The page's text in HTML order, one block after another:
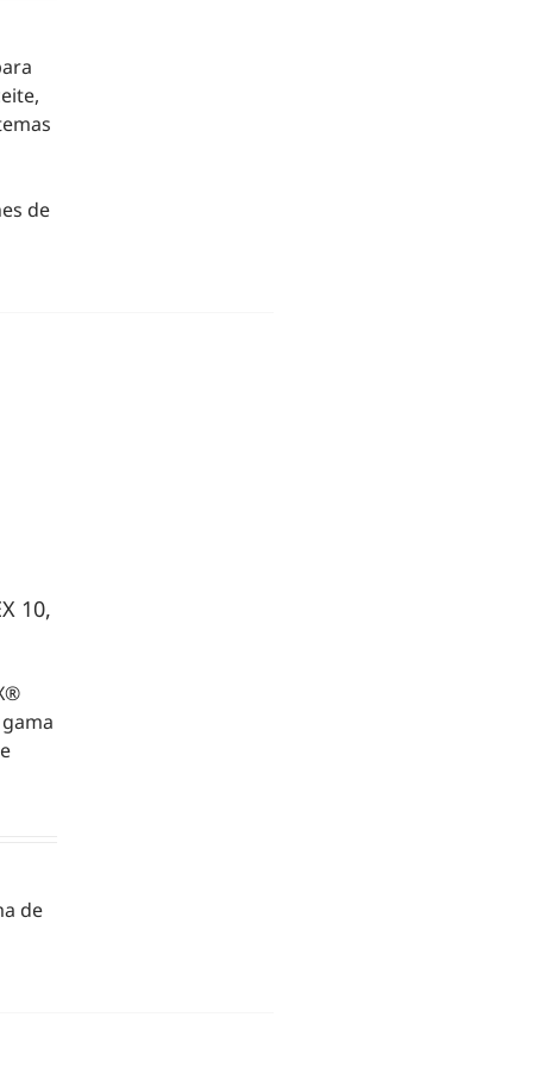
de
10,
de